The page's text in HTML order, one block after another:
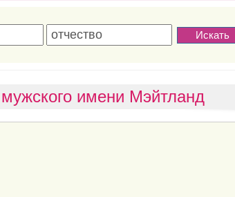
имени Мэйтланд